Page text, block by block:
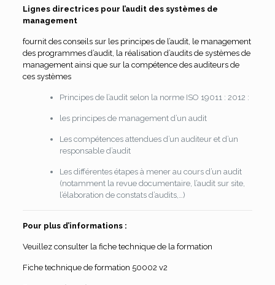
Lignes directrices pour l’audit des systèmes de
management
fournit des conseils sur les principes de l’audit, le management
des programmes d’audit, la réalisation d’audits de systèmes de
management ainsi que sur la compétence des auditeurs de
ces systèmes
Principes de l’audit selon la norme ISO 19011 : 2012 :
les principes de management d’un audit
Les compétences attendues d’un auditeur et d’un
responsable d’audit
Les différentes étapes à mener au cours d’un audit
(notamment la revue documentaire, l’audit sur site,
l’élaboration de constats d’audits,…)
Pour plus d’informations :
Veuillez consulter la fiche technique de la formation
Fiche technique de formation 50002 v2